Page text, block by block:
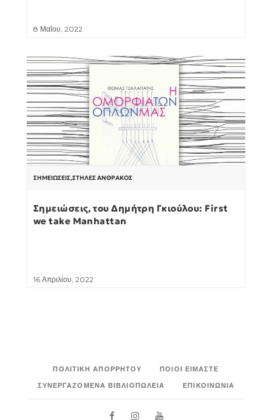
8 Μαΐου, 2022
ΣΗΜΕΙΏΣΕΙΣ,ΣΤΉΛΕΣ ΆΝΘΡΑΚΟΣ
Σημειώσεις, του Δημήτρη Γκιούλου: First
we take Manhattan
16 Απριλίου, 2022
ΠΟΛΙΤΙΚΉ ΑΠΟΡΡΉΤΟΥ
ΠΟΙΟΙ ΕΊΜΑΣΤΕ
ΣΥΝΕΡΓΑΖΌΜΕΝΑ ΒΙΒΛΙΟΠΩΛΕΊΑ
ΕΠΙΚΟΙΝΩΝΊΑ